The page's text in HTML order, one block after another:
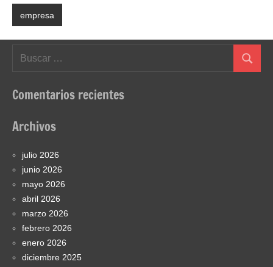
empresa
Buscar
Comentarios recientes
Archivos
julio 2026
junio 2026
mayo 2026
abril 2026
marzo 2026
febrero 2026
enero 2026
diciembre 2025